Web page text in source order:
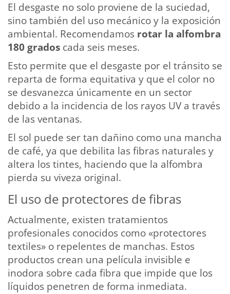
El desgaste no solo proviene de la suciedad,
sino también del uso mecánico y la exposición
ambiental. Recomendamos rotar la alfombra
180 grados cada seis meses.
Esto permite que el desgaste por el tránsito se
reparta de forma equitativa y que el color no
se desvanezca únicamente en un sector
debido a la incidencia de los rayos UV a través
de las ventanas.
El sol puede ser tan dañino como una mancha
de café, ya que debilita las fibras naturales y
altera los tintes, haciendo que la alfombra
pierda su viveza original.
El uso de protectores de fibras
Actualmente, existen tratamientos
profesionales conocidos como «protectores
textiles» o repelentes de manchas. Estos
productos crean una película invisible e
inodora sobre cada fibra que impide que los
líquidos penetren de forma inmediata.